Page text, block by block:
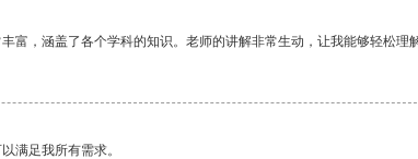
富，涵盖了各个学科的知识。老师的讲解非常生动，让我能够轻松理
满足我所有需求。